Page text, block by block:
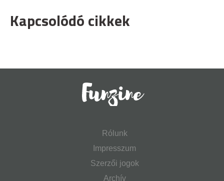
Kapcsolódó cikkek
Rólunk
Impresszum
Szerzői jogok
Archív